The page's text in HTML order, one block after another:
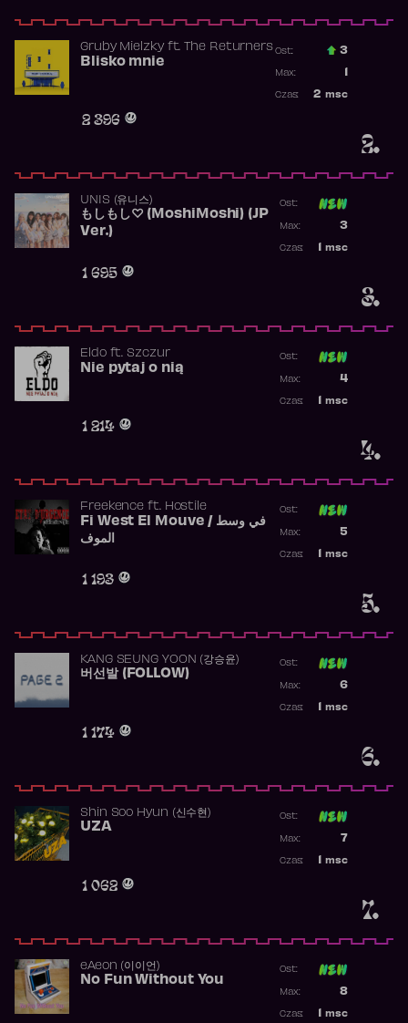
2.
Gruby Mielzkyft. The Returners
Blisko mnie
2 396
Ost.: 3
Max:
2 msc
Czas:
3.
UNIS (유니스)
もしもし♡ (MoshiMoshi) (JP
Ver.)
1 695
Ost:
3
Max:
msc
Czas:
4.
Eldoft. Szczur
Nie pytaj o nią
1 214
Ost:
4
Max:
msc
Czas:
5.
Freekence ft. Hostile
Fi West El Mouve / في وسط
الموف
1 193
Ost:
5
Max:
msc
Czas:
6.
KANG SEUNG YOON (강승윤)
버선발 (FOLLOW)
1 174
Ost:
6
Max:
msc
Czas:
7.
Shin Soo Hyun (신수현)
UZA
1 062
Ost:
7
Max:
msc
Czas:
​eAeon (이이언)
No Fun Without You
Ost:
8
Max:
msc
Czas: